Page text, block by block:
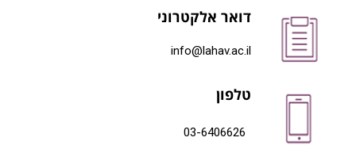
דואר אלקטרוני
info@lahav.ac.il
טלפון
03-6406626